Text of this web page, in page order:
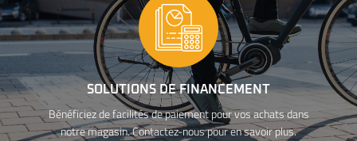
SOLUTIONS DE FINANCEMENT
Bénéficiez de facilités de paiement pour vos achats dans
notre magasin. Contactez-nous pour en savoir plus.